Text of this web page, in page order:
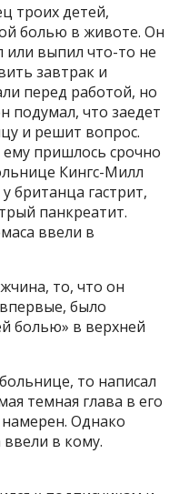
троих детей,
болью в животе. Он
или выпил что-то не
завтрак и
перед работой, но
подумал, что заедет
и решит вопрос.
пришлось срочно
Кингс-Милл
британца гастрит,
панкреатит.
ввели в
то, что он
было
болью» в верхней
то написал
темная глава в его
Однако
ввели в кому.